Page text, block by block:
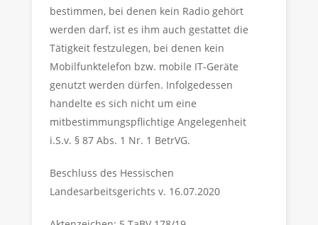
bestimmen, bei denen kein Radio gehört
werden darf, ist es ihm auch gestattet die
Tätigkeit festzulegen, bei denen kein
Mobilfunktelefon bzw. mobile IT-Geräte
genutzt werden dürfen. Infolgedessen
handelte es sich nicht um eine
mitbestimmungspflichtige Angelegenheit
i.S.v. § 87 Abs. 1 Nr. 1 BetrVG.
Beschluss des Hessischen
Landesarbeitsgerichts v. 16.07.2020